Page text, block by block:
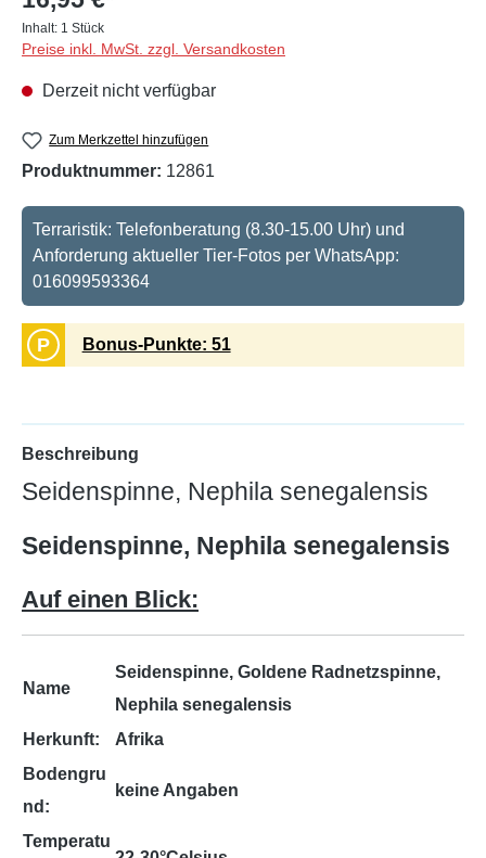
Inhalt: 1 Stück
Preise inkl. MwSt. zzgl. Versandkosten
Derzeit nicht verfügbar
Zum Merkzettel hinzufügen
Produktnummer: 12861
Terraristik: Telefonberatung (8.30-15.00 Uhr) und
Anforderung aktueller Tier-Fotos per WhatsApp:
016099593364
P Bonus-Punkte: 51
Beschreibung
Seidenspinne, Nephila senegalensis
Seidenspinne, Nephila senegalensis
Auf einen Blick:
Name
Seidenspinne, Goldene Radnetzspinne,
Nephila senegalensis
Herkunft:
Afrika
Bodengru
nd:
keine Angaben
Temperatu